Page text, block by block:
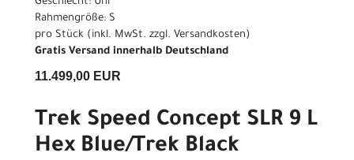
Rahmengröße: S
pro Stück (inkl. MwSt. zzgl. Versandkosten)
Gratis Versand innerhalb Deutschland
11.499,00 EUR
Trek Speed Concept SLR 9 L
Hex Blue/Trek Black